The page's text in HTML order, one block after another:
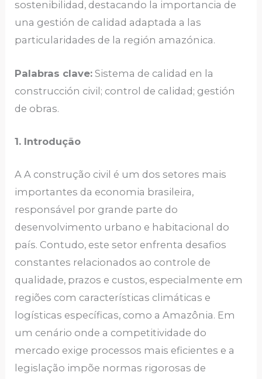
sostenibilidad, destacando la importancia de
una gestión de calidad adaptada a las
particularidades de la región amazónica.
Palabras clave: Sistema de calidad en la
construcción civil; control de calidad; gestión
de obras.
1. Introdução
A A construção civil é um dos setores mais
importantes da economia brasileira,
responsável por grande parte do
desenvolvimento urbano e habitacional do
país. Contudo, este setor enfrenta desafios
constantes relacionados ao controle de
qualidade, prazos e custos, especialmente em
regiões com características climáticas e
logísticas específicas, como a Amazônia. Em
um cenário onde a competitividade do
mercado exige processos mais eficientes e a
legislação impõe normas rigorosas de